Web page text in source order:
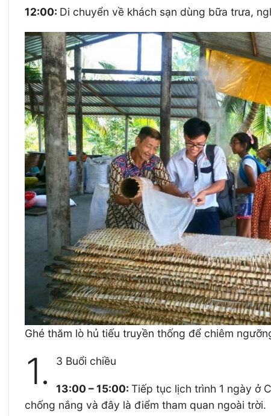
12:00: Di chuyển về khách sạn dùng bữa trưa,
Ghé thăm lò hủ tiếu truyền thống để chiêm
1. 3 Buổi chiều
13:00 – 15:00:Tiếp tục lịch trình 1 ngày ở
chống nắng và đây là điểm tham quan ngoài trời.